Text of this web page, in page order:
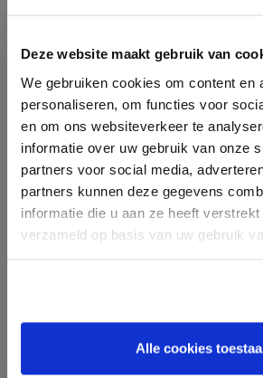
Deze website maakt gebruik van
We gebruiken cookies om content en
personaliseren, om functies voor
en om ons websiteverkeer te
informatie over uw gebruik van onze
partners voor social media,
partners kunnen deze gegevens
informatie die u aan ze heeft
verzameld op basis van uw gebruik
Alle cookies
informatie over uw gebruik van
met onze advertentie- en
die deze kunnen combineren
informatie die u aan hen
die zij hebben verzameld door
van hun diensten.
Privacybeleid
noodzakelijk
Prestatie